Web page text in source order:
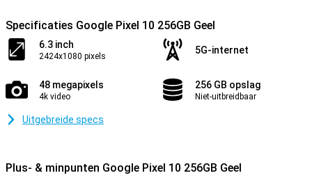
Specificaties Google Pixel 10 256GB Geel
6.3 inch
2424x1080 pixels
5G-internet
48 megapixels
4k video
256 GB opslag
Niet-uitbreidbaar
Uitgebreide specs
Plus- & minpunten Google Pixel 10 256GB Geel